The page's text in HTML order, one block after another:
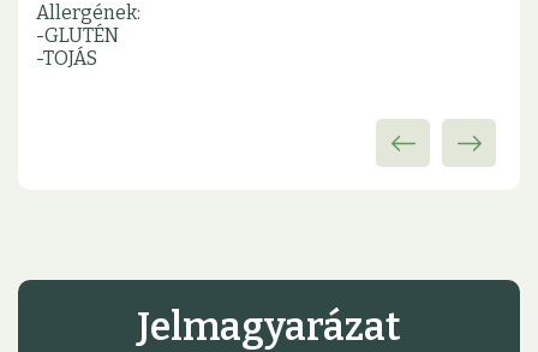
Allergének:
-GLUTÉN
-TOJÁS
Jelmagyarázat